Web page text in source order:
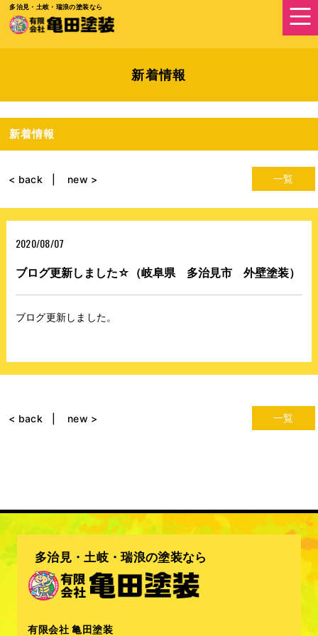
多治見・土岐・瑞浪の塗装なら
新着情報
新着情報
一覧
< back new >
2020/08/07
ブログ更新しました☆（岐阜県 多治見市 外壁塗装）
ブログ更新しました。
一覧
< back new >
多治見・土岐・瑞浪の塗装なら
有限会社 亀田塗装